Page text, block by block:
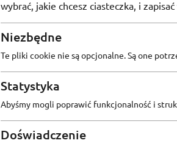
-5% 75osób użyło
wybrać, jakie chcesz ciasteczka, i
Niezbędne
Te pliki cookie nie są opcjonalne. Są one
Statystyka
Abyśmy mogli poprawić funkcjonalność i
Doświadczenie